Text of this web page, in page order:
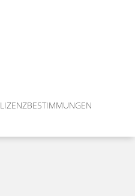
LIZENZBESTIMMUNGEN